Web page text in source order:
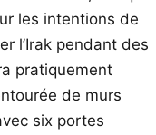
les intentions de
l’Irak pendant des
pratiquement
de murs
six portes